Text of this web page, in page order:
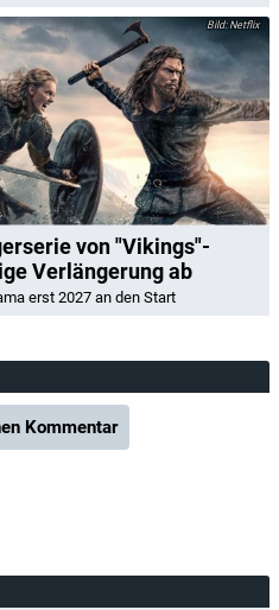
Netflix
von "Vikings"-
Verlängerung ab
erst 2027 an den Start
Kommentar